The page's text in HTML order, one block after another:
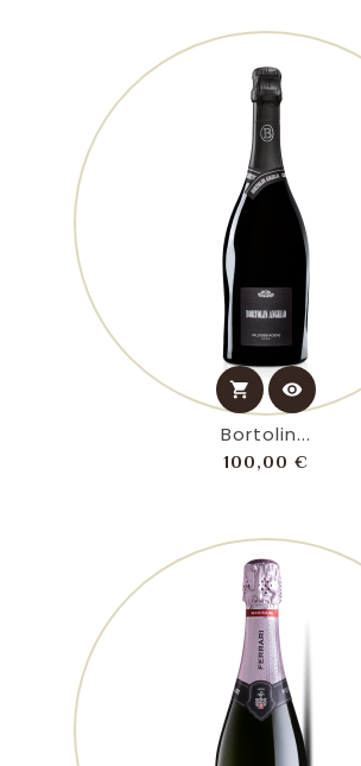
shopping_cart visibility
Bortolin...
100,00 €